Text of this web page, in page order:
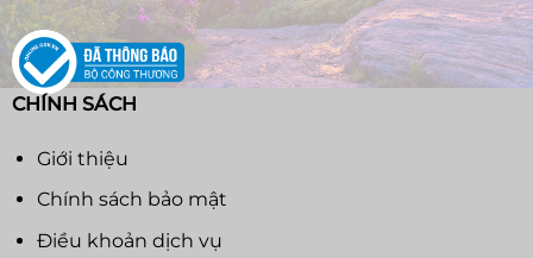
CHÍNH SÁCH
Giới thiệu
Chính sách bảo mật
Điều khoản dịch vụ